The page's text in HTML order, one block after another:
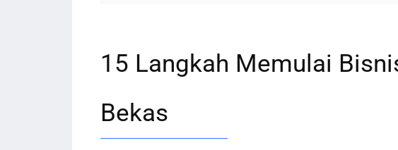
15 Langkah Memulai
Bekas